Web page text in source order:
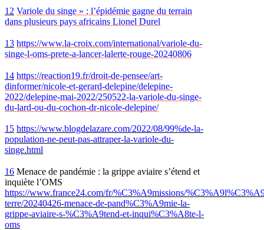
12 Variole du singe » : l’épidémie gagne du terrain
dans plusieurs pays africains Lionel Durel
13 https://www.la-croix.com/international/variole-du-
singe-l-oms-prete-a-lancer-lalerte-rouge-20240806
14 https://reaction19.fr/droit-de-pensee/art-
dinformer/nicole-et-gerard-delepine/delepine-
2022/delepine-mai-2022/250522-la-variole-du-singe-
du-lard-ou-du-cochon-dr-nicole-delepine/
15 https://www.blogdelazare.com/2022/08/99%de-la-
population-ne-peut-pas-attraper-la-variole-du-
singe.html
16 Menace de pandémie : la grippe aviaire s’étend et
inquiète l’OMS
https://www.france24.com/fr/%C3%A9missions/
terre/20240426-menace-de-pand%C3%A9mie-la-
grippe-aviaire-s-%C3%A9tend-et-inqui%C3%A8te-l-
oms